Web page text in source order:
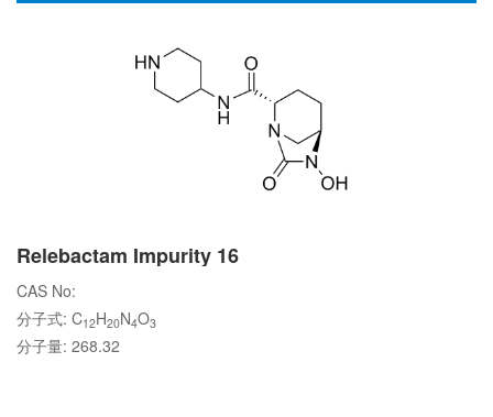
Relebactam Impurity 16
CAS No:
分子式: C12H20N4O3
分子量: 268.32